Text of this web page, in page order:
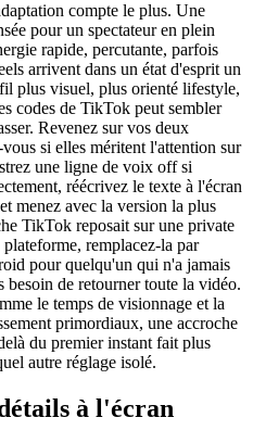
compte le plus. Une
pour un spectateur en plein
rapide, percutante, parfois
arrivent dans un état d'esprit un
plus visuel, plus orienté lifestyle,
codes de TikTok peut sembler
Revenez sur vos deux
si elles méritent l'attention sur
une ligne de voix off si
réécrivez le texte à l'écran
menez avec la version la plus
TikTok reposait sur une private
remplacez-la par
pour quelqu'un qui n'a jamais
de retourner toute la vidéo.
le temps de visionnage et la
primordiaux, une accroche
du premier instant fait plus
autre réglage isolé.
à l'écran